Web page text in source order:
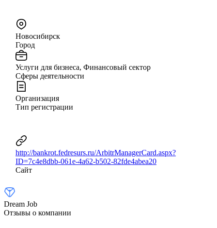
Новосибирск
Город
Услуги для бизнеса, Финансовый сектор
Сферы деятельности
Организация
Тип регистрации
http://bankrot.fedresurs.ru/ArbitrManagerCard.aspx?
ID=7c4e8dbb-061e-4a62-b502-82fde4abea20
Сайт
Dream Job
Отзывы о компании